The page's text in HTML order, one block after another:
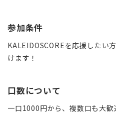
参加条件
KALEIDOSCOREを応援したい
けます！
口数について
一口1000円から、複数口も大